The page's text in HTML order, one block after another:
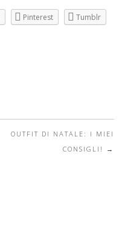
Pinterest Tumblr
OUTFIT DI NATALE: I MIEI
CONSIGLI!
→